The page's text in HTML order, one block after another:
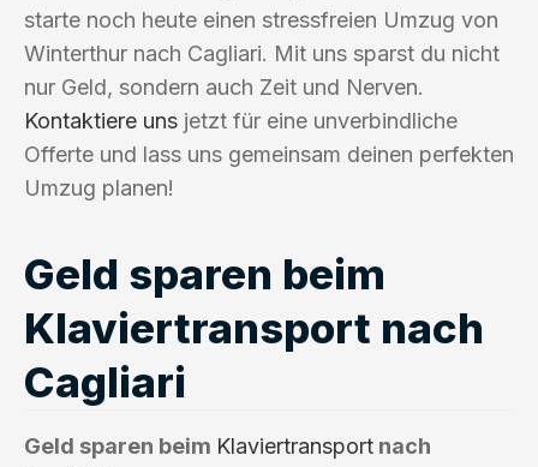
starte noch heute einen stressfreien Umzug von
Winterthur nach Cagliari. Mit uns sparst du nicht
nur Geld, sondern auch Zeit und Nerven.
Kontaktiere uns jetzt für eine unverbindliche
Offerte und lass uns gemeinsam deinen perfekten
Umzug planen!
Geld sparen beim
Klaviertransport nach
Cagliari
Geld sparen beim Klaviertransport nach